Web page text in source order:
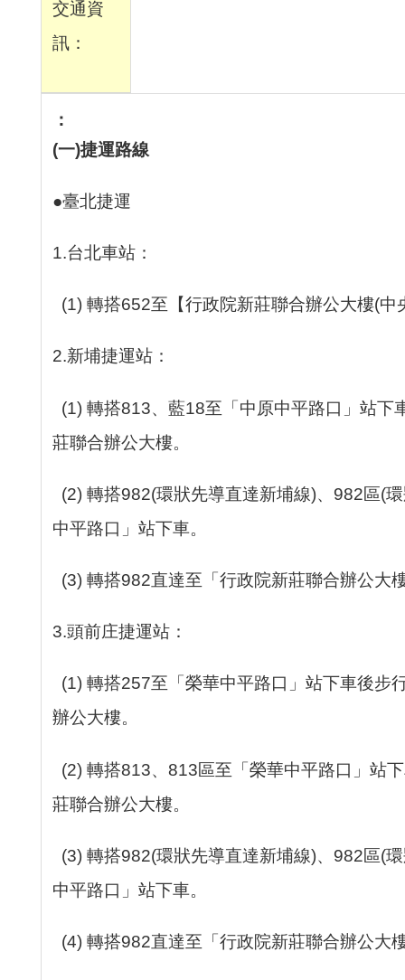
交通資
訊：
(一)捷運路線
●臺北捷運
1.台北車站：
(1) 轉搭652至【行政院新莊聯合辦公大樓(中
2.新埔捷運站：
(1) 轉搭813、藍18至「中原中平路口」站下
莊聯合辦公大樓。
(2) 轉搭982(環狀先導直達新埔線)、982區(
中平路口」站下車。
(3) 轉搭982直達至「行政院新莊聯合辦公大
3.頭前庄捷運站：
(1) 轉搭257至「榮華中平路口」站下車後步
辦公大樓。
(2) 轉搭813、813區至「榮華中平路口」站
莊聯合辦公大樓。
(3) 轉搭982(環狀先導直達新埔線)、982區(
中平路口」站下車。
(4) 轉搭982直達至「行政院新莊聯合辦公大